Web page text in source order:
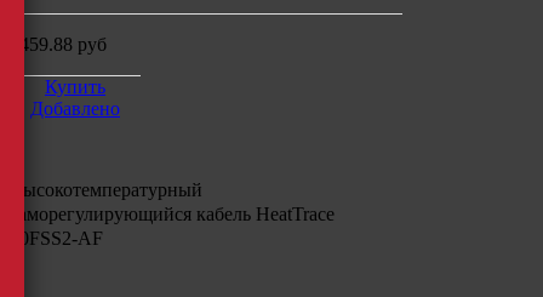
3459.88 руб
Купить
Добавлено
Высокотемпературный
саморегулирующийся кабель HeatTrace
60FSS2-AF